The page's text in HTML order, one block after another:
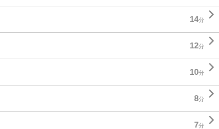
14分 
12分 
10分 
8分 
7分 